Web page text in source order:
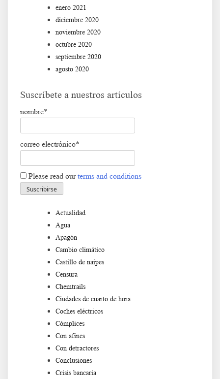
enero 2021
diciembre 2020
noviembre 2020
octubre 2020
septiembre 2020
agosto 2020
Suscríbete a nuestros artículos
nombre*
correo electrónico*
Please read ourterms and conditions
Actualidad
Agua
Apagón
Cambio climático
Castillo de naipes
Censura
Chemtrails
Ciudades de cuarto de hora
Coches eléctricos
Cómplices
Con afines
Con detractores
Conclusiones
Crisis bancaria